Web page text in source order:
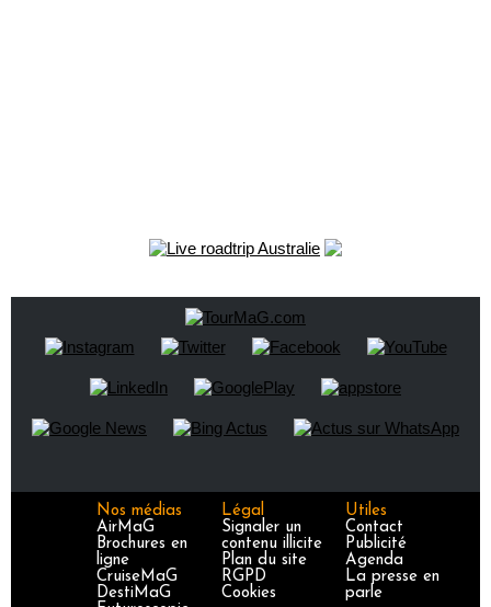
Nos médias
AirMaG
Brochures en
ligne
CruiseMaG
DestiMaG
Légal
Signaler un
contenu illicite
Plan du site
RGPD
Cookies
Utiles
Contact
Publicité
Agenda
La presse en
parle